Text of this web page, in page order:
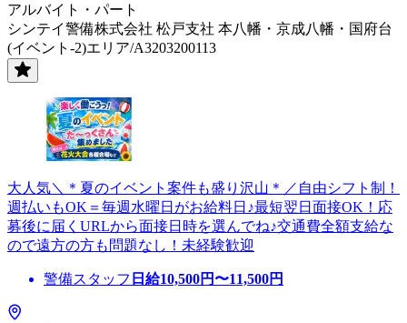
アルバイト・パート
シンテイ警備株式会社 松戸支社 本八幡・京成八幡・国府台
(イベント-2)エリア/A3203200113
大人気＼＊夏のイベント案件も盛り沢山＊／自由シフト制！
週払いもOK＝毎週水曜日がお給料日♪最短翌日面接OK！応
募後に届くURLから面接日時を選んでね♪交通費全額支給な
ので遠方の方も問題なし！未経験歓迎
警備スタッフ 日給10,500円〜11,500円